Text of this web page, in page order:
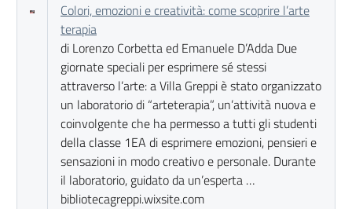
Colori, emozioni e creatività: come scoprire l’arte
terapia
di Lorenzo Corbetta ed Emanuele D’Adda Due
giornate speciali per esprimere sé stessi
attraverso l’arte: a Villa Greppi è stato organizzato
un laboratorio di “arteterapia”, un’attività nuova e
coinvolgente che ha permesso a tutti gli studenti
della classe 1EA di esprimere emozioni, pensieri e
sensazioni in modo creativo e personale. Durante
il laboratorio, guidato da un’esperta …
bibliotecagreppi.wixsite.com